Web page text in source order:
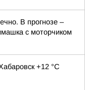
В прогнозе –
с моторчиком
+12 °C